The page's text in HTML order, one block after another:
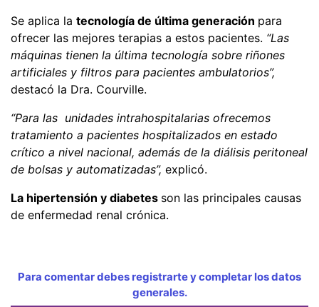
Se aplica la tecnología de última generación para
ofrecer las mejores terapias a estos pacientes. “Las
máquinas tienen la última tecnología sobre riñones
artificiales y filtros para pacientes ambulatorios”,
destacó la Dra. Courville.
“Para las unidades intrahospitalarias ofrecemos
tratamiento a pacientes hospitalizados en estado
crítico a nivel nacional, además de la diálisis peritoneal
de bolsas y automatizadas”, explicó.
La hipertensión y diabetes son las principales causas
de enfermedad renal crónica.
Para comentar debes registrarte y completar los datos
generales.